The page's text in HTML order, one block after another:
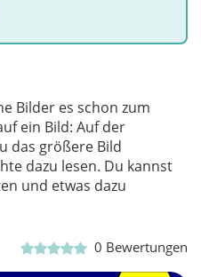
Bilder es schon zum
ein Bild: Auf der
das größere Bild
dazu lesen. Du kannst
und etwas dazu
0 Bewertungen